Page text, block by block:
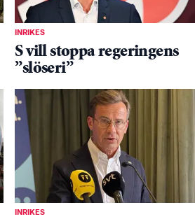
INRIKES
S vill stoppa regeringens
”slöseri”
INRIKES